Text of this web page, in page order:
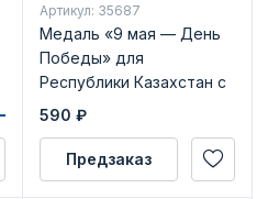
Артикул: 35687
Медаль «9 мая — День
Победы» для
Республики Казахстан с
бланком удостоверения
590 ₽
Предзаказ